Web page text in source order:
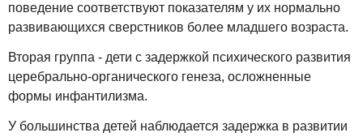
поведение соответствуют показателям у их нормально
развивающихся сверстников более младшего возраста.
Вторая группа - дети с задержкой психического развития
церебрально-органического генеза, осложненные
формы инфантилизма.
У большинства детей наблюдается задержка в развитии